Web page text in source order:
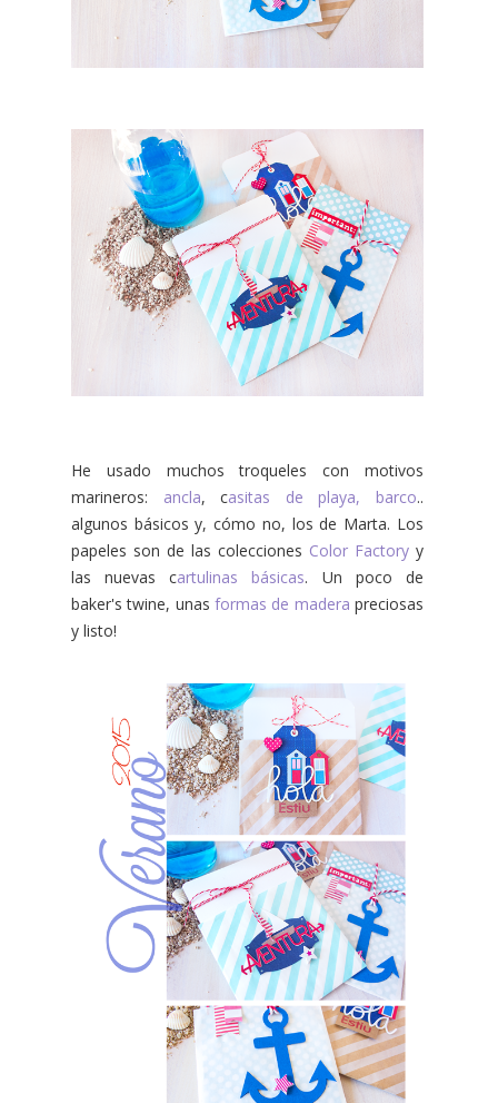
He usado muchos troqueles con motivos
marineros: ancla, casitas de playa, barco..
algunos básicos y, cómo no, los de Marta. Los
papeles son de las colecciones Color Factoryy
las nuevas cartulinas básicas. Un poco de
baker's twine, unas formas de madera preciosas
y listo!